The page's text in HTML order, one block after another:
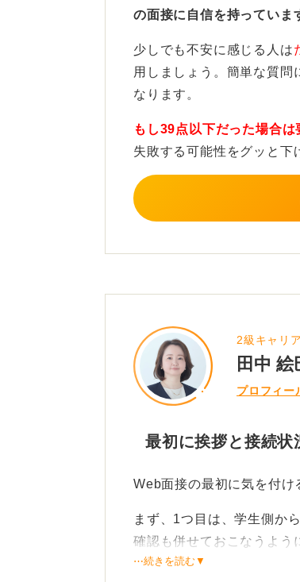
また、手元に用意した資料
話しかけているという実感
たとえば、カメラの向こう
線で話すように心掛けると
さらに、周囲の環境音や
ないようにしてください。
の面接に自信を持っていま
少しでも不安に感じる人は
用しましょう。簡単な質問
なります。
もし39点以下だった場合は
失敗する可能性をグッと下
2級キャリ
田中 絵
プロフィー
最初に挨拶と接続状
Web面接の最初に気を付け
まず、1つ目は、学生側か
確認も併せておこなうよう
⋯続きを読む▼